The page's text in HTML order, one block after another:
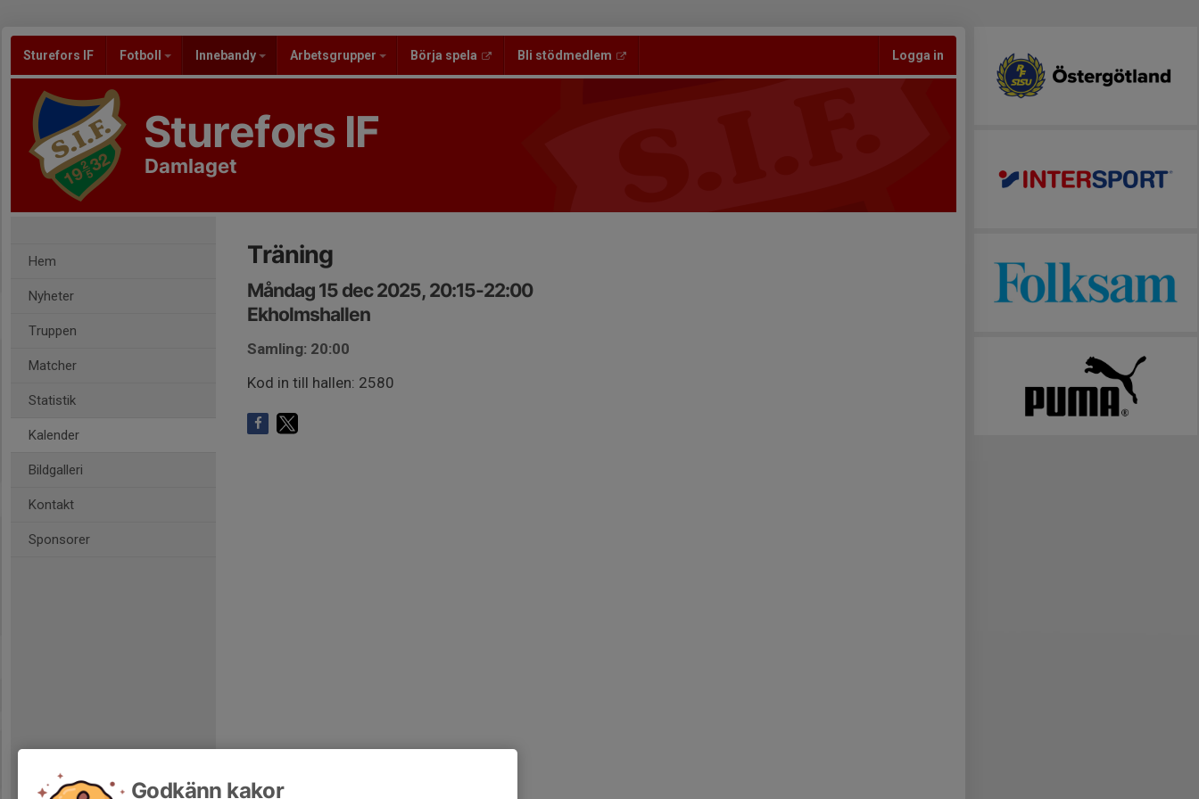
Sturefors IF Fotboll Innebandy Arbetsgrupper Börja spela Bli stödmedlem Logga in
Sturefors IF
Damlaget
Hem
Nyheter
Truppen
Matcher
Statistik
Kalender
Bildgalleri
Kontakt
Sponsorer
Träning
Måndag 15 dec 2025, 20:15-22:00
Ekholmshallen
Samling: 20:00
Kod in till hallen: 2580
Godkänn kakor